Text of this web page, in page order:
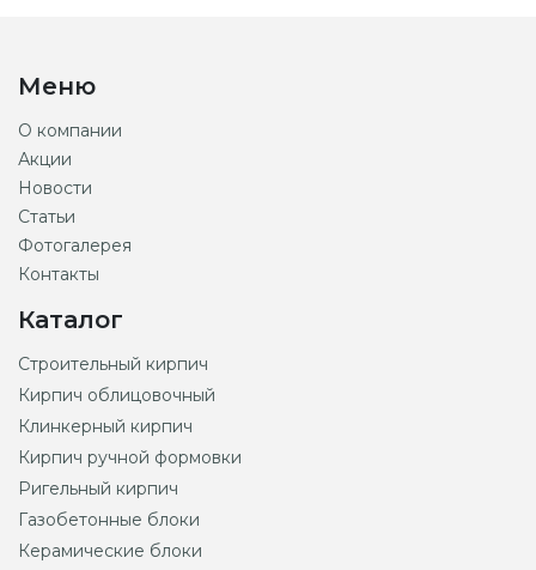
Меню
О компании
Акции
Новости
Статьи
Фотогалерея
Контакты
Каталог
Строительный кирпич
Кирпич облицовочный
Клинкерный кирпич
Кирпич ручной формовки
Ригельный кирпич
Газобетонные блоки
Керамические блоки